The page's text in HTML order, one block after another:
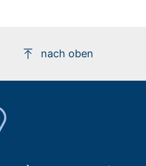
nach oben